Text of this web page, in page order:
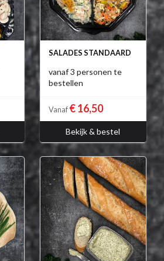
SALADES STANDAARD
vanaf 3 personen te
bestellen
Vanaf € 16,50
Bekijk & bestel